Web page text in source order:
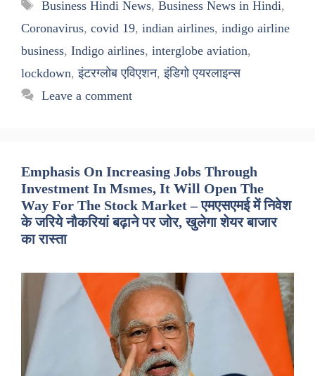
Business Hindi News, Business News in Hindi,
Coronavirus, covid 19, indian airlines, indigo airline
business, Indigo airlines, interglobe aviation,
lockdown,इंटरग्लोब एविएशन,इंडिगो एयरलाइन्स
Leave a comment
Emphasis On Increasing Jobs Through
Investment In Msmes, It Will Open The
Way For The Stock Market – एमएसएमई में निवेश
के जरिये नौकरियां बढ़ाने पर जोर, खुलेगा शेयर बाजार
का रास्ता